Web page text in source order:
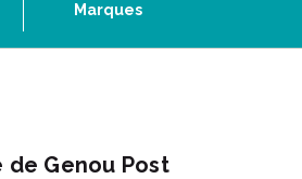
Marques
de Genou Post